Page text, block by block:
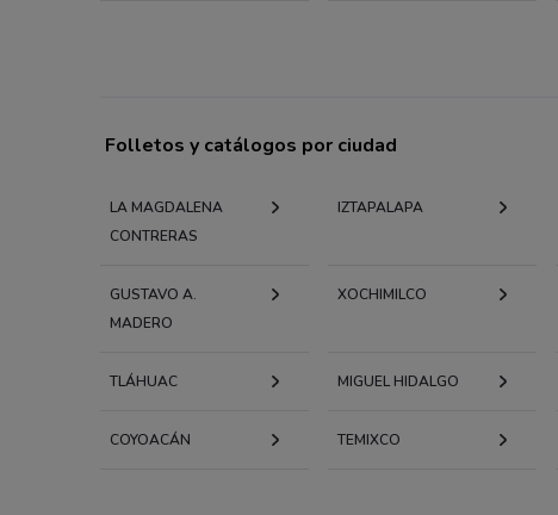
Folletos y catálogos por ciudad
LA MAGDALENA
CONTRERAS
IZTAPALAPA
GUSTAVO A.
MADERO
XOCHIMILCO
TLÁHUAC MIGUEL HIDALGO
COYOACÁN TEMIXCO